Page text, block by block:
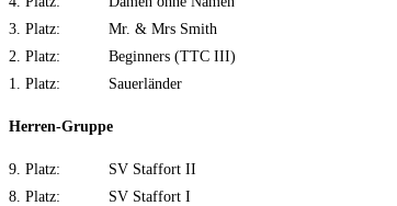
3. Platz: Mr. & Mrs Smith
2. Platz: Beginners (TTC III)
1. Platz: Sauerländer
Herren-Gruppe
9. Platz: SV Staffort II
8. Platz: SV Staffort I